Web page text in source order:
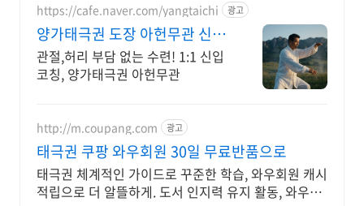
https://cafe.naver.com/yangtaichi 광고
양가태극권 도장 아헌무관 신규
수련생 1:1 코칭
관절,허리 부담 없는 수련! 1:1 신입
코칭, 양가태극권 아헌무관
http://m.coupang.com 광고
태극권 쿠팡 와우회원 30일 무료반품으로
태극권 체계적인 가이드로 꾸준한 학습, 와우회원 캐시
적립으로 더 알뜰하게. 도서 인지력 유지 활동, 와우회